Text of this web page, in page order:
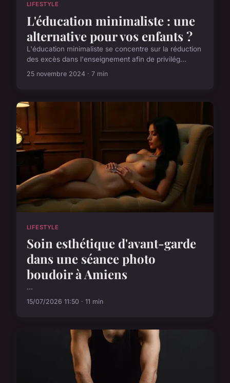
LIFESTYLE
L'éducation minimaliste : une
alternative pour vos enfants ?
L'éducation minimaliste se concentre sur la réduction
des excès dans l'enseignement afin de privilég...
25 novembre 2024 · 7 min
LIFESTYLE
Soin esthétique d'avant-garde
dans une séance photo
boudoir à Amiens
...
15/07/2026 11:50 · 11 min